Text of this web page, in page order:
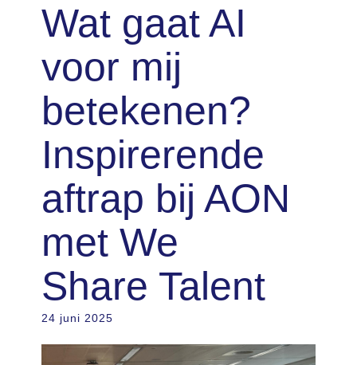
Wat gaat AI
voor mij
betekenen?
Inspirerende
aftrap bij AON
met We
Share Talent
24 juni 2025